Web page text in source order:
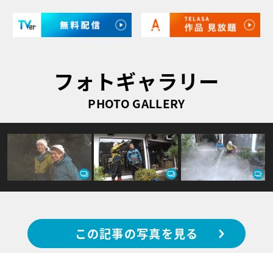
フォトギャラリー
PHOTO GALLERY
この記事の写真を見る